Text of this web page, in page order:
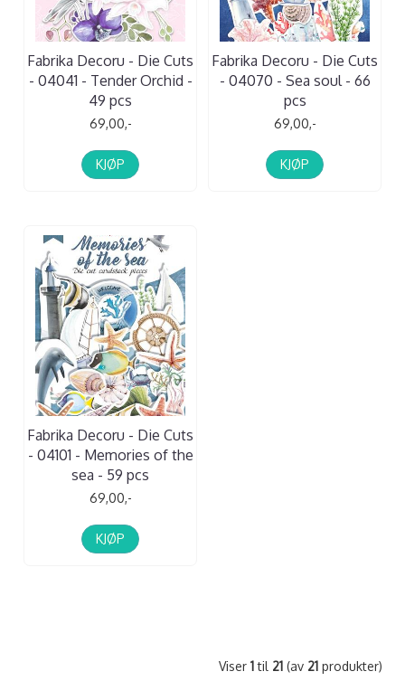
Fabrika Decoru - Die Cuts
- 04041 - Tender Orchid -
49 pcs
69,00,-
KJØP
Fabrika Decoru - Die Cuts
- 04070 - Sea soul - 66
pcs
69,00,-
KJØP
Fabrika Decoru - Die Cuts
- 04101 - Memories of the
sea - 59 pcs
69,00,-
KJØP
Viser 1til 21 (av 21 produkter)